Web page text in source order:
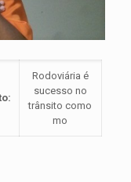
Rodoviária é
sucesso no
trânsito como
mo